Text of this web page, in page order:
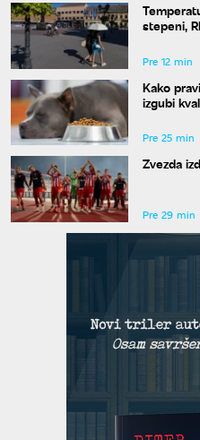
stepeni,
Pre 12 min
Kako
izgubi
Pre 25 min
Zvezda
Pre 29 min